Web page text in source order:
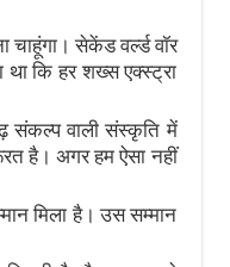
सेकेंड वर्ल्ड वॉर
था कि हर शख्स एक्स्ट्रा
संकल्प वाली संस्कृति में
है। अगर हम ऐसा नहीं
मिला है। उस सम्मान